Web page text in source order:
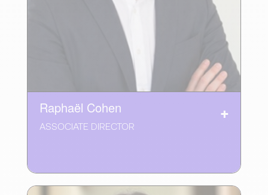
Raphaël Cohen
ASSOCIATE DIRECTOR